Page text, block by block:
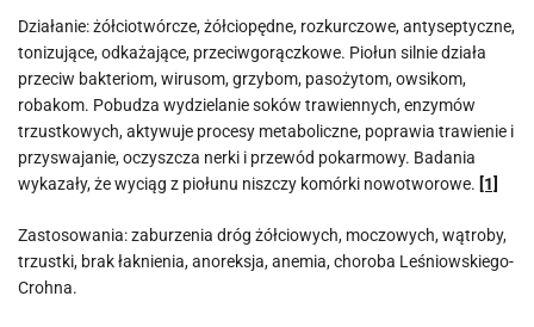
Działanie: żółciotwórcze, żółciopędne, rozkurczowe, antyseptyczne,
tonizujące, odkażające, przeciwgorączkowe. Piołun silnie działa
przeciw bakteriom, wirusom, grzybom, pasożytom, owsikom,
robakom. Pobudza wydzielanie soków trawiennych, enzymów
trzustkowych, aktywuje procesy metaboliczne, poprawia trawienie i
przyswajanie, oczyszcza nerki i przewód pokarmowy. Badania
wykazały, że wyciąg z piołunu niszczy komórki nowotworowe. [1]
Zastosowania: zaburzenia dróg żółciowych, moczowych, wątroby,
trzustki, brak łaknienia, anoreksja, anemia, choroba Leśniowskiego-
Crohna.